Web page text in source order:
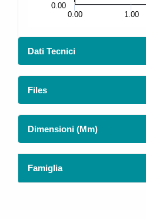
0.00 1.00
0.00
Dati Tecnici
Files
Dimensioni (mm)
Famiglia